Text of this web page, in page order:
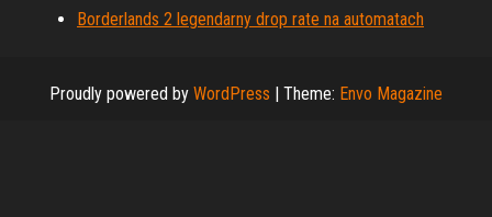
Borderlands 2 legendarny drop rate na automatach
Proudly powered by WordPress | Theme: Envo Magazine